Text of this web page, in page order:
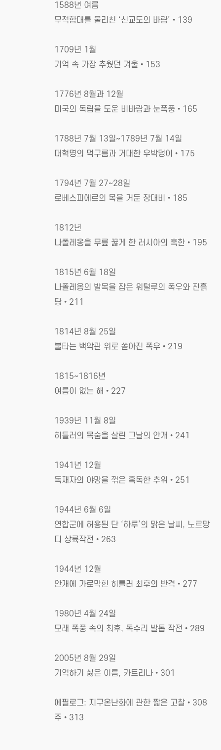
1588년 여름
무적함대를 물리친 ‘신교도의 바람’•139
1709년 1월
기억 속 가장 추웠던 겨울•153
1776년 8월과 12월
미국의 독립을 도운 비바람과 눈폭풍•165
1788년 7월 13일~1789년 7월 14일
대혁명의 먹구름과 거대한 우박덩이•175
1794년 7월 27~28일
로베스피에르의 목을 거둔 장대비•185
1812년
나폴레옹을 무릎 꿇게 한 러시아의 혹한•195
1815년 6월 18일
나폴레옹의 발목을 잡은 워털루의 폭우와 진흙
탕•211
1814년 8월 25일
불타는 백악관 위로 쏟아진 폭우•219
1815~1816년
여름이 없는 해•227
1939년 11월 8일
히틀러의 목숨을 살린 그날의 안개•241
1941년 12월
독재자의 야망을 꺾은 혹독한 추위•251
1944년 6월 6일
연합군에 허용된 단 ‘하루’의 맑은 날씨, 노르망
디 상륙작전•263
1944년 12월
안개에 가로막힌 히틀러 최후의 반격•277
1980년 4월 24일
모래 폭풍 속의 최후, 독수리 발톱 작전•289
2005년 8월 29일
기억하기 싫은 이름, 카트리나•301
에필로그: 지구온난화에 관한 짧은 고찰•308
주•313